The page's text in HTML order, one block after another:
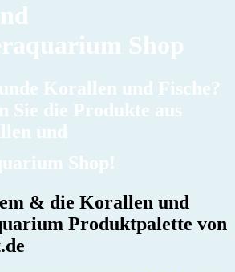
Shop
Korallen und Fische?
Sie die Produkte aus
und
Shop!
& die Korallen und
Produktpalette von